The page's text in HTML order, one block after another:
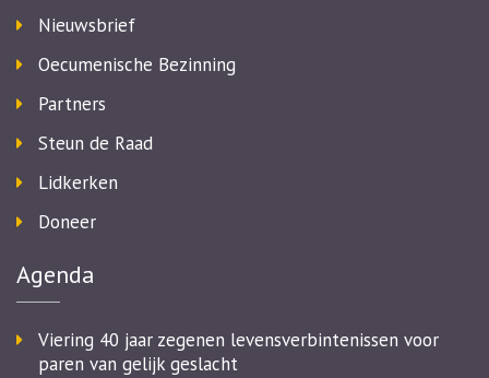
Nieuwsbrief
Oecumenische Bezinning
Partners
Steun de Raad
Lidkerken
Doneer
Agenda
Viering 40 jaar zegenen levensverbintenissen voor
paren van gelijk geslacht